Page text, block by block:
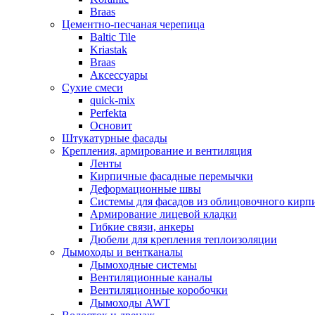
Braas
Цементно-песчаная черепица
Baltic Tile
Kriastak
Braas
Аксессуары
Сухие смеси
quick-mix
Perfekta
Основит
Штукатурные фасады
Крепления, армирование и вентиляция
Ленты
Кирпичные фасадные перемычки
Деформационные швы
Системы для фасадов из облицовочного
Армирование лицевой кладки
Гибкие связи, анкеры
Дюбели для крепления теплоизоляции
Дымоходы и вентканалы
Дымоходные системы
Вентиляционные каналы
Вентиляционные коробочки
Дымоходы AWT